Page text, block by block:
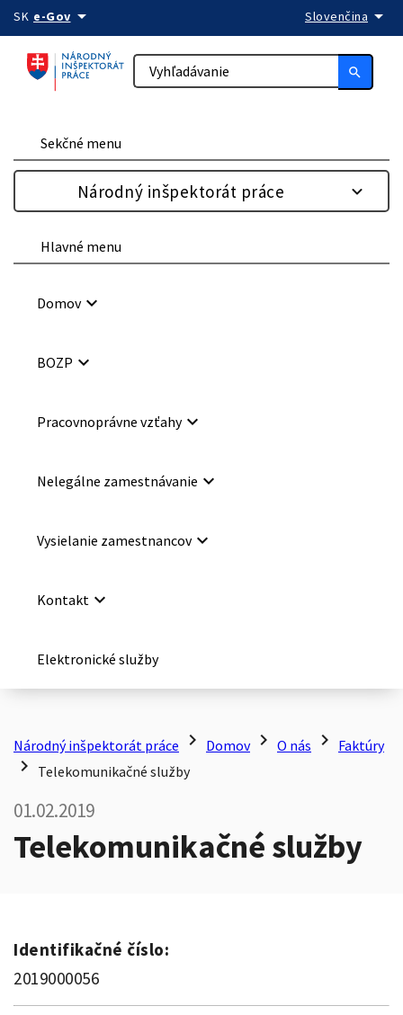
Preskočiť na obsah
SK e-Govarrow_drop_down Slovenčina arrow_drop_down
search
Sekčné menu
Národný inšpektorát práce
Hlavné menu
Domovkeyboard_arrow_down
BOZP keyboard_arrow_down
Pracovnoprávne vzťahykeyboard_arrow_down
Nelegálne zamestnávanie keyboard_arrow_down
Vysielanie zamestnancovkeyboard_arrow_down
Kontakt keyboard_arrow_down
Elektronické služby
Národný inšpektorát práce chevron_right Domov chevron_right O nás chevron_right Faktúry
chevron_right Telekomunikačné služby
01.02.2019
Telekomunikačné služby
Identifikačné číslo:
2019000056